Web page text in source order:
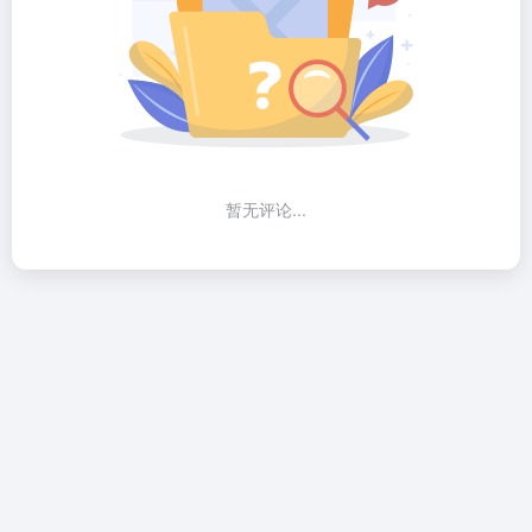
暂无评论...